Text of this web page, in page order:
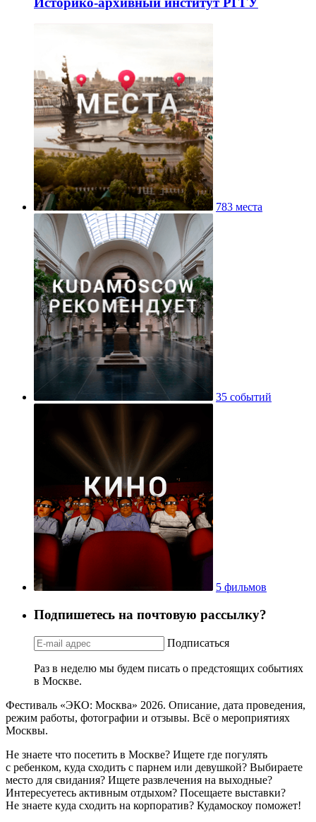
783 места
35 событий
5 фильмов
Подпишетесь на почтовую рассылку?
Подписаться
Раз в неделю мы будем писать о предстоящих событиях
в Москве.
Фестиваль «ЭКО: Москва» 2026. Описание, дата проведения,
режим работы, фотографии и отзывы. Всё о мероприятиях
Москвы.
Не знаете что посетить в Москве? Ищете где погулять
с ребенком, куда сходить с парнем или девушкой? Выбираете
место для свидания? Ищете развлечения на выходные?
Интересуетесь активным отдыхом? Посещаете выставки?
Не знаете куда сходить на корпоратив? Кудамоскоу поможет!